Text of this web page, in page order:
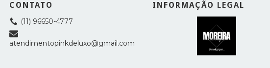
CONTATO
(11) 96650-4777
atendimentopinkdeluxo@gmail.com
INFORMAÇÃO LEGAL